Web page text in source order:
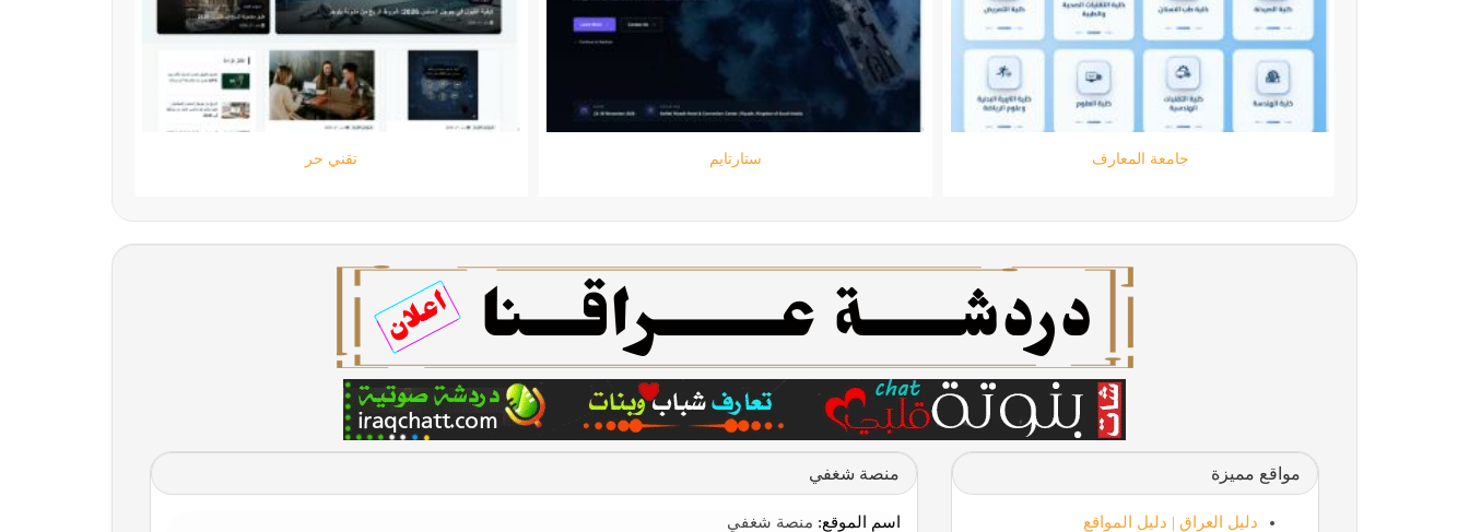
تقني حر ستارتايم جامعة المعارف
منصة شغفي
اسم الموقع: منصة شغفي
مواقع مميزة
دليل العراق | دليل المواقع